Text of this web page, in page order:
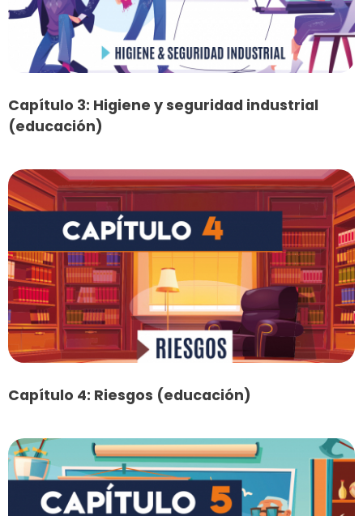
Capítulo 3: Higiene y seguridad industrial
(educación)
Capítulo 4: Riesgos (educación)